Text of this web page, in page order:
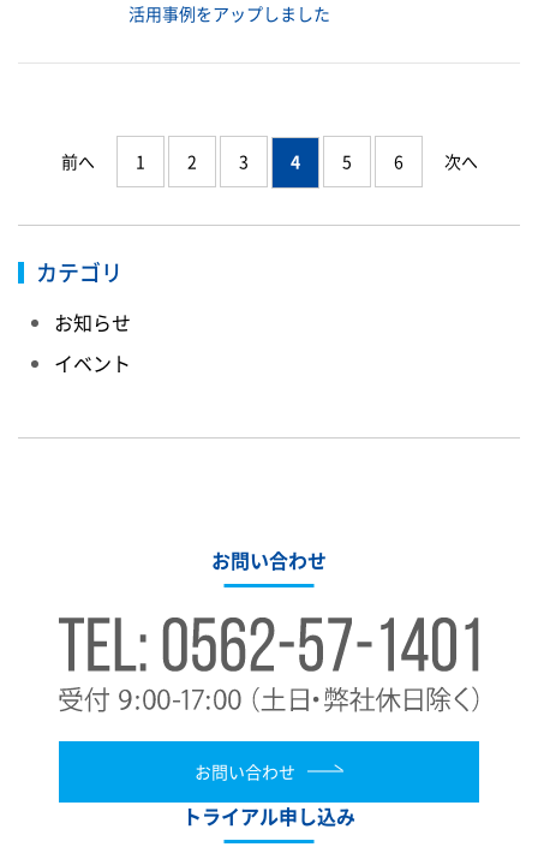
活用事例をアップしました
ー
送
り
前へ 1 2 3 4 5 6 次へ
カテゴリ
お知らせ
イベント
お問い合わせ
お問い合わせ
トライアル申し込み